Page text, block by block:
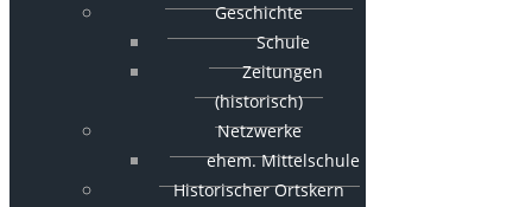
Geschichte
Schule
Zeitungen
(historisch)
Netzwerke
ehem. Mittelschule
Historischer Ortskern